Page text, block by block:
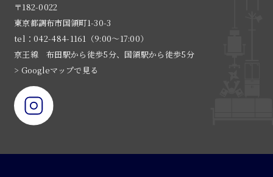
〒182-0022
東京都調布市国領町1-30-3
tel：042-484-1161（9:00〜17:00）
京王線 布田駅から徒歩5分、国領駅から徒歩5分
> Googleマップで見る